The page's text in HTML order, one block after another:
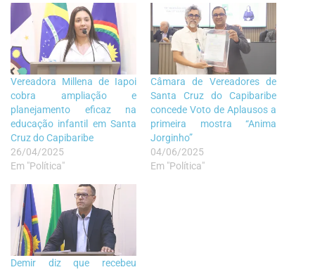
Vereadora Millena de Iapoi
cobra ampliação e
planejamento eficaz na
educação infantil em Santa
Cruz do Capibaribe
26/04/2025
Em "Política"
Câmara de Vereadores de
Santa Cruz do Capibaribe
concede Voto de Aplausos a
primeira mostra “Anima
Jorginho”
04/06/2025
Em "Política"
Demir diz que recebeu